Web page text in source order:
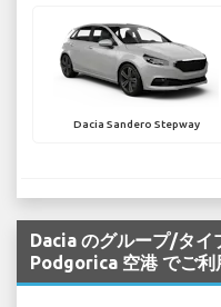
Dacia Sandero Stepway
Dacia のグループ/タイ
Podgorica 空港 でご利